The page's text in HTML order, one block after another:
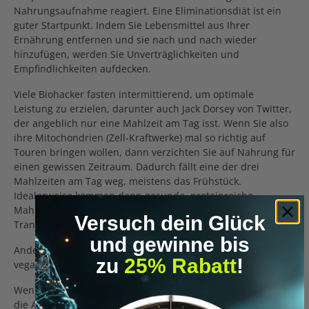
Nahrungsaufnahme reagiert. Eine Eliminationsdiät ist ein
guter Startpunkt. Indem Sie Lebensmittel aus Ihrer
Ernährung entfernen und sie nach und nach wieder
hinzufügen, werden Sie Unverträglichkeiten und
Empfindlichkeiten aufdecken.
Viele Biohacker fasten intermittierend, um optimale
Leistung zu erzielen, darunter auch Jack Dorsey von Twitter,
der angeblich nur eine Mahlzeit am Tag isst. Wenn Sie also
ihre Mitochondrien (Zell-Kraftwerke) mal so richtig auf
Touren bringen wollen, dann verzichten Sie auf Nahrung für
einen gewissen Zeitraum. Dadurch fällt eine der drei
Mahlzeiten am Tag weg, meistens das Frühstück.
Idealerweise kommen dann gesunde, proteinreiche
Mahlzeiten auf den Teller. Kurzkettige Kohlenhydrate und
Transfette (Brötchen, Müsli) haben dort nichts zu suchen.
Andere Biohacker schwören dagegen auf Keto, Paleo,
vegane Ernährung oder sogar Insekten.
Wenn Sie ganz neue Wege gehen wollen, können Sie sogar
die Art und Weise
Sie essen optimieren. Dabei
Versuch dein Glück
und gewinne bis
zu 25% Rabatt!